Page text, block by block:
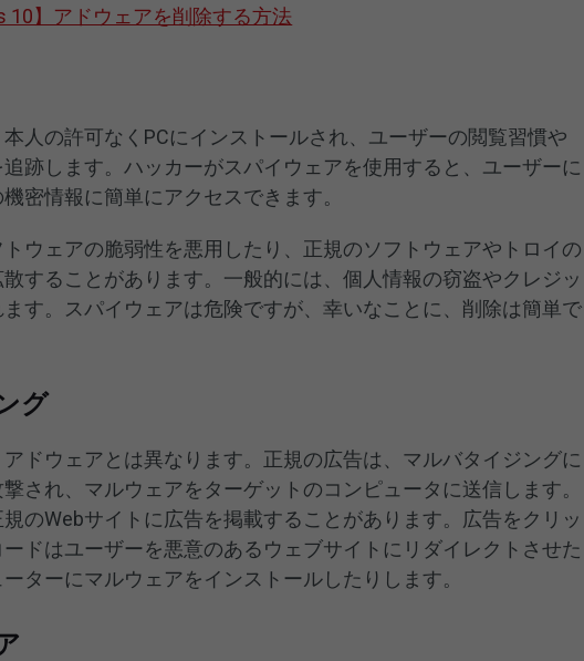
10】アドウェアを削除する方法
人の許可なくPCにインストールされ、ユーザーの閲覧習慣や
跡します。ハッカーがスパイウェアを使用すると、ユーザーに
密情報に簡単にアクセスできます。
ウェアの脆弱性を悪用したり、正規のソフトウェアやトロイの
することがあります。一般的には、個人情報の窃盗やクレジッ
ます。スパイウェアは危険ですが、幸いなことに、削除は簡単で
グ
ドウェアとは異なります。正規の広告は、マルバタイジングに
され、マルウェアをターゲットのコンピュータに送信します。
のWebサイトに広告を掲載することがあります。広告をクリッ
ドはユーザーを悪意のあるウェブサイトにリダイレクトさせた
ターにマルウェアをインストールしたりします。